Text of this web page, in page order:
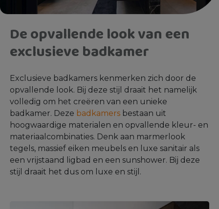
De opvallende look van een
exclusieve badkamer
Exclusieve badkamers kenmerken zich door de
opvallende look. Bij deze stijl draait het namelijk
volledig om het creëren van een unieke
badkamer. Deze badkamers bestaan uit
hoogwaardige materialen en opvallende kleur- en
materiaalcombinaties. Denk aan marmerlook
tegels, massief eiken meubels en luxe sanitair als
een vrijstaand ligbad en een sunshower. Bij deze
stijl draait het dus om luxe en stijl.